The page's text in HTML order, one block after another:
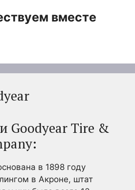
вместе
Goodyear Tire &
в 1898 году
в Акроне, штат